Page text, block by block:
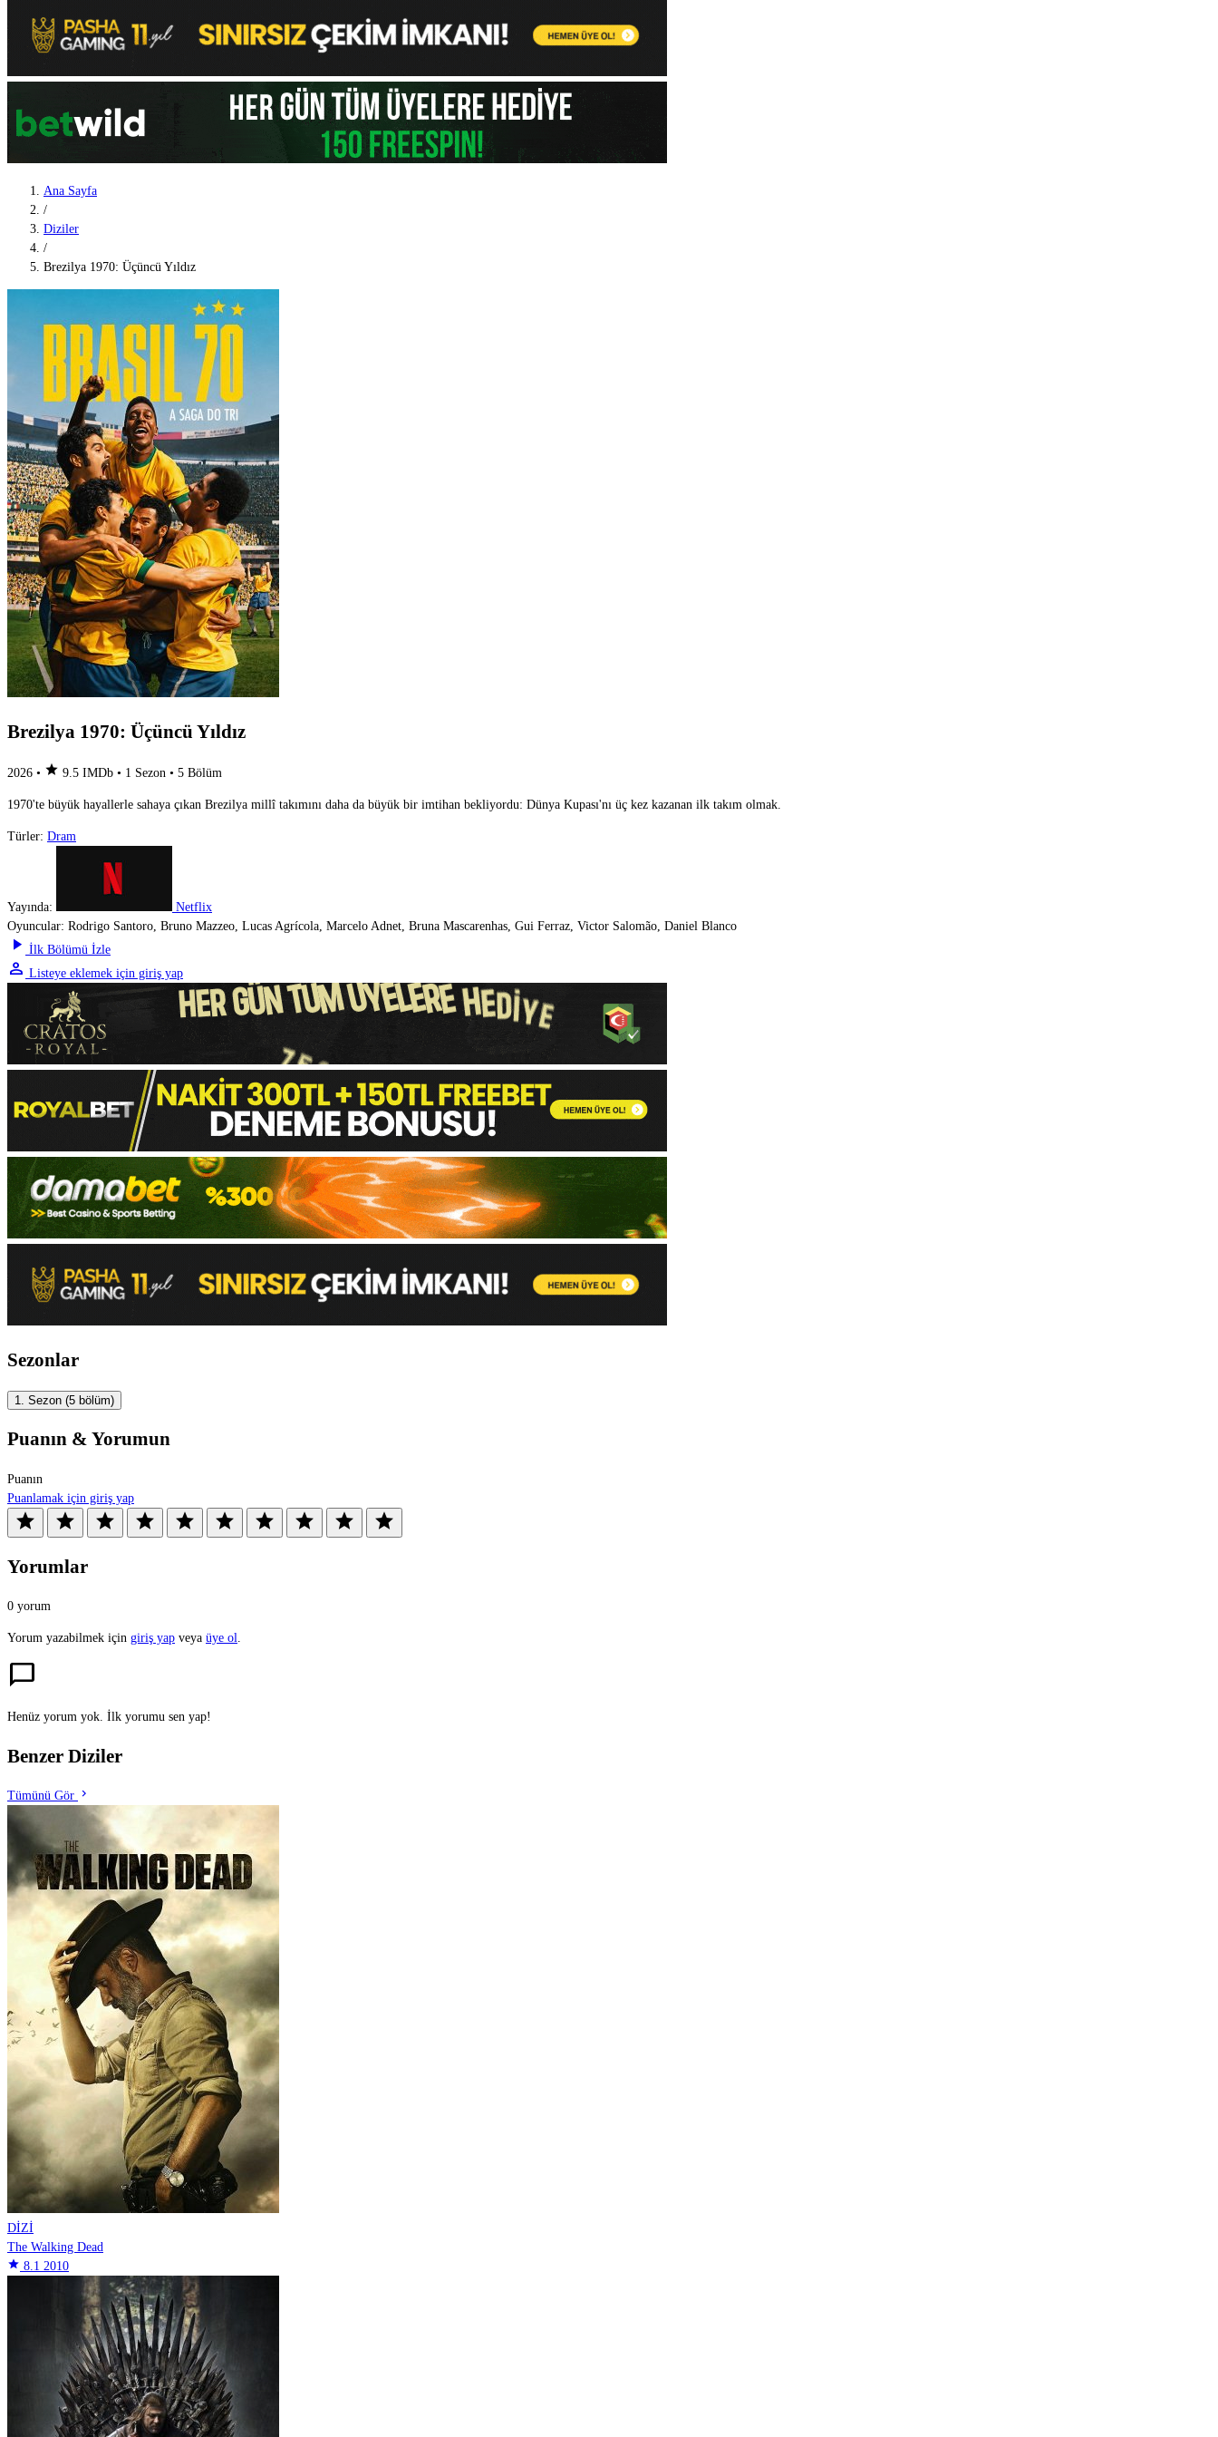
Ana Sayfa
/
Diziler
/
Brezilya 1970: Üçüncü Yıldız
Brezilya 1970: Üçüncü Yıldız
2026 • star 9.5 IMDb • 1 Sezon • 5 Bölüm
1970'te büyük hayallerle sahaya çıkan Brezilya millî takımını daha da büyük bir imtihan bekliyordu: Dünya Kupası'nı üç kez kazanan ilk takım olmak.
Türler: Dram
Yayında:
Netflix
Oyuncular: Rodrigo Santoro, Bruno Mazzeo, Lucas Agrícola, Marcelo Adnet, Bruna Mascarenhas, Gui Ferraz, Victor Salomão, Daniel Blanco
play_arrow İlk Bölümü İzle
person Listeye eklemek için giriş yap
Sezonlar
1. Sezon (5 bölüm)
Puanın & Yorumun
Puanın
Puanlamak için giriş yap
star star star star star star star star star star
Yorumlar
0 yorum
Yorum yazabilmek için giriş yap veya üye ol.
chat_bubble
Henüz yorum yok. İlk yorumu sen yap!
Benzer Diziler
Tümünü Gör chevron_right
DİZİ
The Walking Dead
star 8.1 2010